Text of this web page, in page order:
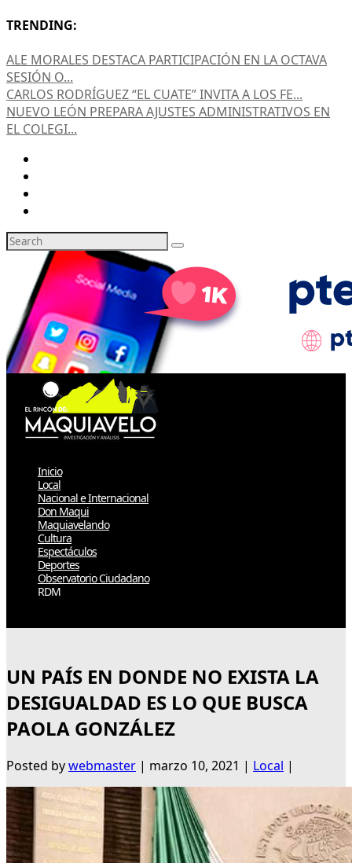
TRENDING:
ALE MORALES DESTACA PARTICIPACIÓN EN LA OCTAVA
SESIÓN O...
CARLOS RODRÍGUEZ “EL CUATE” INVITA A LOS FE...
NUEVO LEÓN PREPARA AJUSTES ADMINISTRATIVOS EN
EL COLEGI...
Inicio
Local
Nacional e Internacional
Don Maqui
Maquiavelando
Cultura
Espectáculos
Deportes
Observatorio Ciudadano
RDM
UN PAÍS EN DONDE NO EXISTA LA
DESIGUALDAD ES LO QUE BUSCA
PAOLA GONZÁLEZ
Posted bywebmaster | marzo 10, 2021 | Local |